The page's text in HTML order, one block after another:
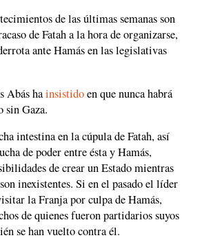
de las últimas semanas son
de Fatah a la hora de organizarse,
ante Hamás en las legislativas
Abás hainsistidoen que nunca habrá
sin Gaza.
intestina en la cúpula de Fatah, así
de poder entre ésta y Hamás,
de crear un Estado mientras
inexistentes. Si en el pasado el líder
la Franja por culpa de Hamás,
de quienes fueron partidarios suyos
se han vuelto contra él.